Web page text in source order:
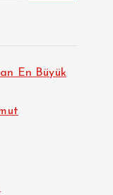
En Büyük